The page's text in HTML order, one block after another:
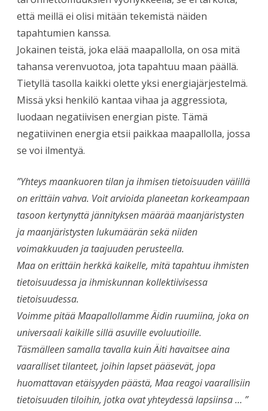
että meillä ei olisi mitään tekemistä näiden
tapahtumien kanssa.
Jokainen teistä, joka elää maapallolla, on osa mitä
tahansa verenvuotoa, jota tapahtuu maan päällä.
Tietyllä tasolla kaikki olette yksi energiajärjestelmä.
Missä yksi henkilö kantaa vihaa ja aggressiota,
luodaan negatiivisen energian piste. Tämä
negatiivinen energia etsii paikkaa maapallolla, jossa
se voi ilmentyä.
”Yhteys maankuoren tilan ja ihmisen tietoisuuden välillä
on erittäin vahva. Voit arvioida planeetan korkeampaan
tasoon kertynyttä jännityksen määrää maanjäristysten
ja maanjäristysten lukumäärän sekä niiden
voimakkuuden ja taajuuden perusteella.
Maa on erittäin herkkä kaikelle, mitä tapahtuu ihmisten
tietoisuudessa ja ihmiskunnan kollektiivisessa
tietoisuudessa.
Voimme pitää Maapallollamme Äidin ruumiina, joka on
universaali kaikille sillä asuville evoluutioille.
Täsmälleen samalla tavalla kuin Äiti havaitsee aina
vaaralliset tilanteet, joihin lapset pääsevät, jopa
huomattavan etäisyyden päästä, Maa reagoi vaarallisiin
tietoisuuden tiloihin, jotka ovat yhteydessä lapsiinsa … ”